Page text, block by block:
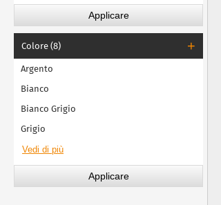
Colore (8)
Argento
Bianco
Bianco Grigio
Grigio